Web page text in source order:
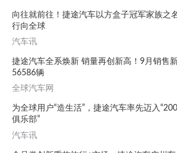
向往就前往！捷途汽车以方盒子冠军家族之
行向全球
汽车讯
捷途汽车全系焕新 销量再创新高！9月销售
56586辆
全球汽车网
为全球用户“造生活”，捷途汽车率先迈入
俱乐部”
汽车讯